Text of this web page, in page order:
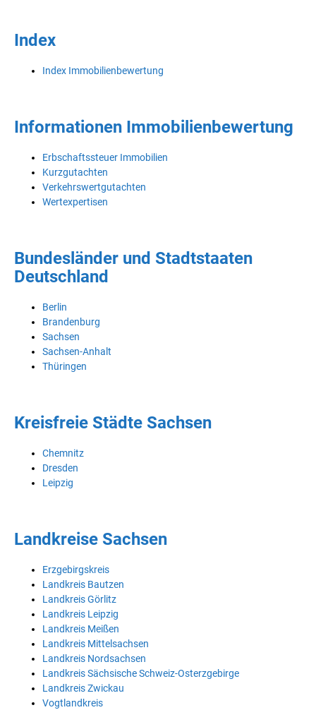
Index
Index Immobilienbewertung
Informationen Immobilienbewertung
Erbschaftssteuer Immobilien
Kurzgutachten
Verkehrswertgutachten
Wertexpertisen
Bundesländer und Stadtstaaten
Deutschland
Berlin
Brandenburg
Sachsen
Sachsen-Anhalt
Thüringen
Kreisfreie Städte Sachsen
Chemnitz
Dresden
Leipzig
Landkreise Sachsen
Erzgebirgskreis
Landkreis Bautzen
Landkreis Görlitz
Landkreis Leipzig
Landkreis Meißen
Landkreis Mittelsachsen
Landkreis Nordsachsen
Landkreis Sächsische Schweiz-Osterzgebirge
Landkreis Zwickau
Vogtlandkreis